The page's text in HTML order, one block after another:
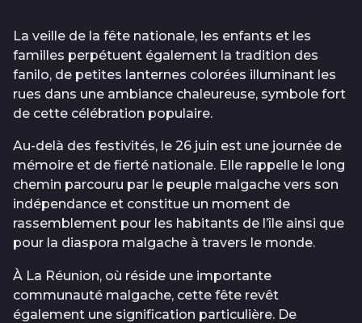
La veille de la fête nationale, les enfants et les
familles perpétuent également la tradition des
fanilo, de petites lanternes colorées illuminant les
rues dans une ambiance chaleureuse, symbole fort
de cette célébration populaire.
Au-delà des festivités, le 26 juin est une journée de
mémoire et de fierté nationale. Elle rappelle le long
chemin parcouru par le peuple malgache vers son
indépendance et constitue un moment de
rassemblement pour les habitants de l’île ainsi que
pour la diaspora malgache à travers le monde.
À La Réunion, où réside une importante
communauté malgache, cette fête revêt
également une signification particulière. De